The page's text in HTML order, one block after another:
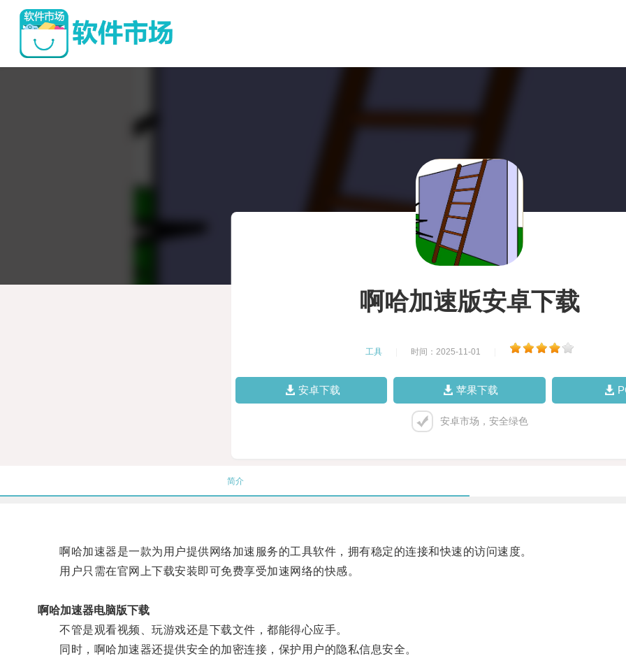
啊哈加速版安卓下载
工具 时间：2025-11-01
安卓下载 苹果下载
安卓市场，安全绿色
简介
啊哈加速器是一款为用户提供网络加速服务的工具软件，拥有稳定的连接和快速的访问速度。
用户只需在官网上下载安装即可免费享受加速网络的快感。
啊哈加速器电脑版下载
不管是观看视频、玩游戏还是下载文件，都能得心应手。
同时，啊哈加速器还提供安全的加密连接，保护用户的隐私信息安全。